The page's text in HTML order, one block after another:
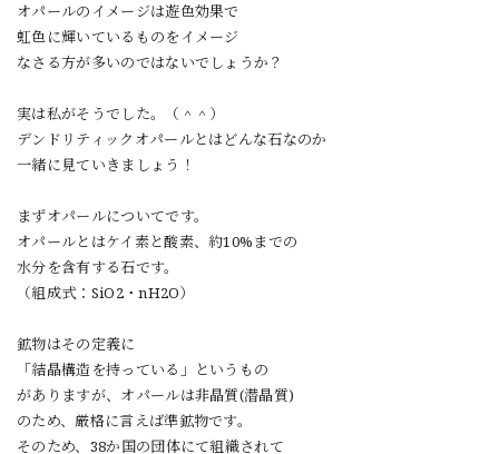
オパールのイメージは遊色効果で
虹色に輝いているものをイメージ
なさる方が多いのではないでしょうか？
実は私がそうでした。（＾＾）
デンドリティックオパールとはどんな石なのか
一緒に見ていきましょう！
まずオパールについてです。
オパールとはケイ素と酸素、約10%までの
水分を含有する石です。
（組成式：SiO2・nH2O）
鉱物はその定義に
「結晶構造を持っている」というもの
がありますが、オパールは非晶質(潜晶質)
のため、厳格に言えば準鉱物です。
そのため、38か国の団体にて組織されて